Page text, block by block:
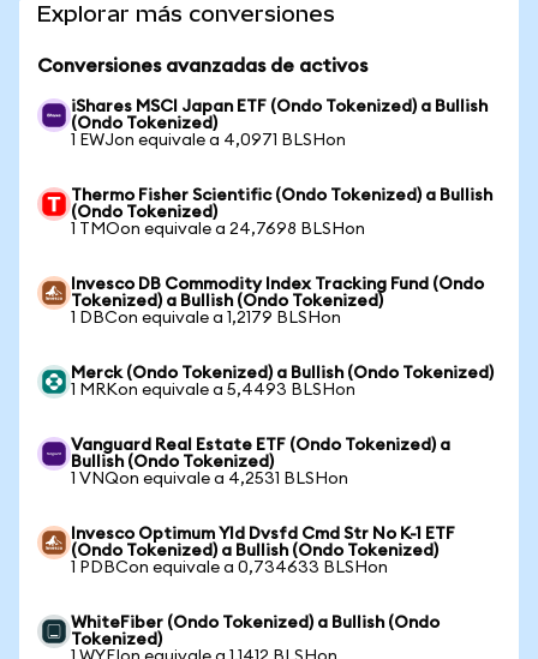
Explorar más conversiones
Conversiones avanzadas de activos
iShares MSCI Japan ETF (Ondo Tokenized) a Bullish
(Ondo Tokenized)
1 EWJon equivale a 4,0971 BLSHon
Thermo Fisher Scientific (Ondo Tokenized) a Bullish
(Ondo Tokenized)
1 TMOon equivale a 24,7698 BLSHon
Invesco DB Commodity Index Tracking Fund (Ondo
Tokenized) a Bullish (Ondo Tokenized)
1 DBCon equivale a 1,2179 BLSHon
Merck (Ondo Tokenized) a Bullish (Ondo Tokenized)
1 MRKon equivale a 5,4493 BLSHon
Vanguard Real Estate ETF (Ondo Tokenized) a
Bullish (Ondo Tokenized)
1 VNQon equivale a 4,2531 BLSHon
Invesco Optimum Yld Dvsfd Cmd Str No K-1 ETF
(Ondo Tokenized) a Bullish (Ondo Tokenized)
1 PDBCon equivale a 0,734633 BLSHon
WhiteFiber (Ondo Tokenized) a Bullish (Ondo
Tokenized)